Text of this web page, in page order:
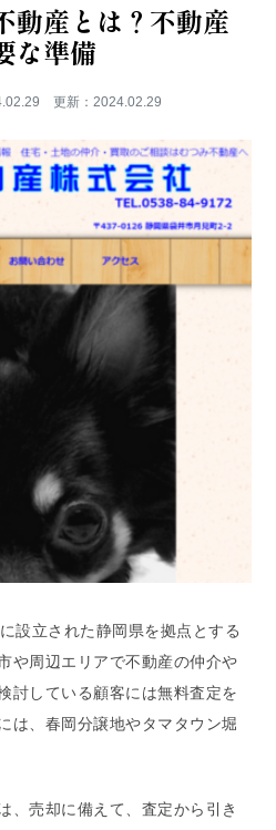
動産とは？不動産
な準備
更新：2024.02.29
設立された静岡県を拠点とする
や周辺エリアで不動産の仲介や
討している顧客には無料査定を
は、春岡分譲地やタマタウン堀
、売却に備えて、査定から引き